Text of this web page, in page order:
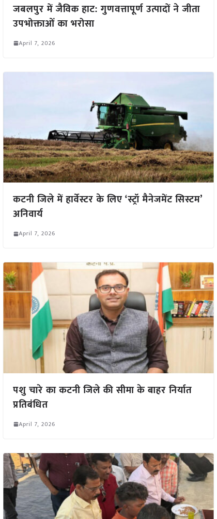
जबलपुर में जैविक हाट: गुणवत्तापूर्ण उत्पादों ने जीता
उपभोक्ताओं का भरोसा
April 7, 2026
कटनी जिले में हार्वेस्टर के लिए ‘स्ट्रॉ मैनेजमेंट सिस्टम’
अनिवार्य
April 7, 2026
पशु चारे का कटनी जिले की सीमा के बाहर निर्यात
प्रतिबंधित
April 7, 2026